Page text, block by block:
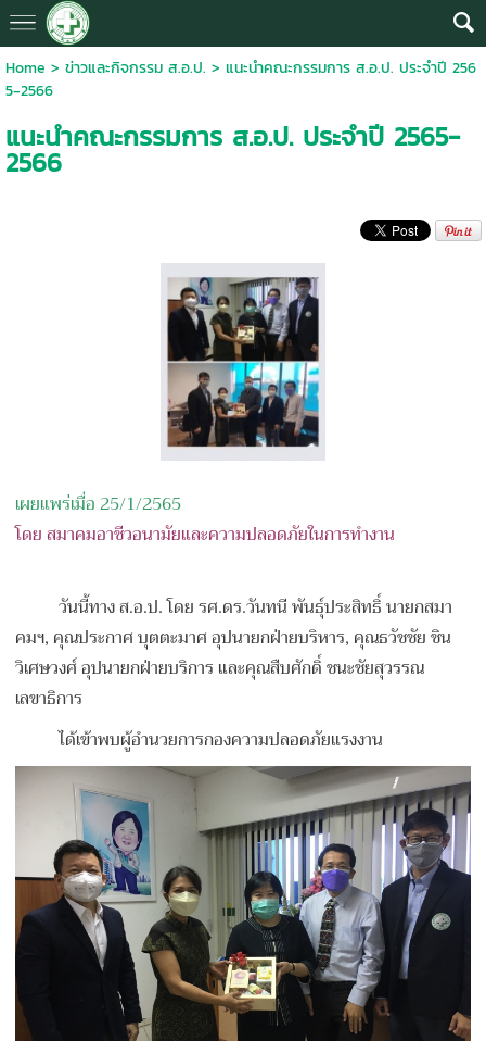
Home > ข่าวและกิจกรรม ส.อ.ป. > แนะนำคณะกรรมการ ส.อ.ป. ประจำปี 256
5-2566
แนะนำคณะกรรมการ ส.อ.ป. ประจำปี 2565-
2566
เผยแพร่เมื่อ 25/1/2565
โดย สมาคมอาชีวอนามัยและความปลอดภัยในการทำงาน
วันนี้ทาง ส.อ.ป. โดย รศ.ดร.วันทนี พันธุ์ประสิทธิ์ นายกสมา
คมฯ, คุณประกาศ บุตตะมาศ อุปนายกฝ่ายบริหาร, คุณธวัชชัย ชิน
วิเศษวงศ์ อุปนายกฝ่ายบริการ และคุณสืบศักดิ์ ชนะชัยสุวรรณ
เลขาธิการ
ได้เข้าพบผู้อำนวยการกองความปลอดภัยแรงงาน